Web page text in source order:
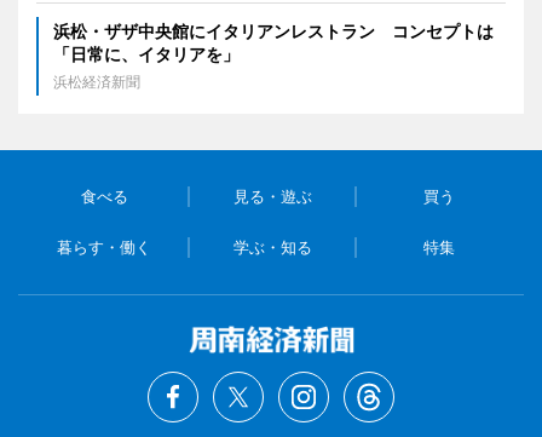
浜松・ザザ中央館にイタリアンレストラン コンセプトは
「日常に、イタリアを」
浜松経済新聞
食べる 見る・遊ぶ 買う
暮らす・働く 学ぶ・知る 特集